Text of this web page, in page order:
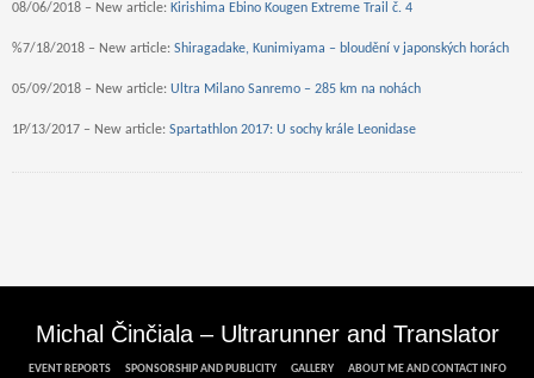
08/06/2018 – New article: Kirishima Ebino Kougen Extreme Trail č. 4
%7/18/2018 – New article: Shiragadake, Kunimiyama – bloudění v japonských horách
05/09/2018 – New article: Ultra Milano Sanremo – 285 km na nohách
1P/13/2017 – New article: Spartathlon 2017: U sochy krále Leonidase
Michal Činčiala – Ultrarunner and Translator
EVENT REPORTS SPONSORSHIP AND PUBLICITY GALLERY
ABOUT ME AND CONTACT INFO